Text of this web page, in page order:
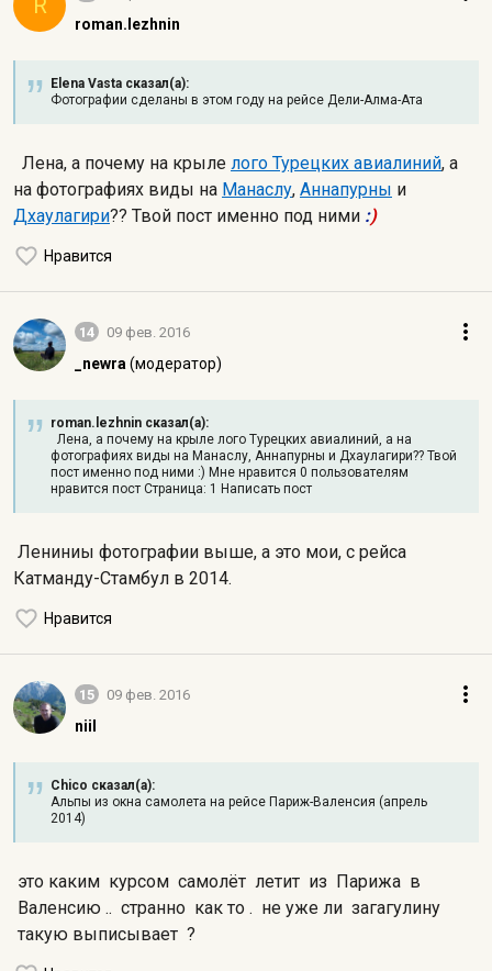
R
roman.lezhnin
Elena Vasta сказал(а):
Фотографии сделаны в этом году на рейсе Дели-Алма-Ата
Лена, а почему на крыле лого Турецких авиалиний, а
на фотографиях виды на Манаслу, Аннапурны и
Дхаулагири?? Твой пост именно под ними :)
Нравится
14 09 фев. 2016
_newra (модератор)
roman.lezhnin сказал(а):
Лена, а почему на крыле лого Турецких авиалиний, а на
фотографиях виды на Манаслу, Аннапурны и Дхаулагири?? Твой
пост именно под ними :) Мне нравится 0 пользователям
нравится пост Страница: 1 Написать пост
Лениниы фотографии выше, а это мои, с рейса
Катманду-Стамбул в 2014.
Нравится
15 09 фев. 2016
niil
Chico сказал(а):
Альпы из окна самолета на рейсе Париж-Валенсия (апрель
2014)
это каким курсом самолёт летит из Парижа в
Валенсию .. странно как то . не уже ли загагулину
такую выписывает ?